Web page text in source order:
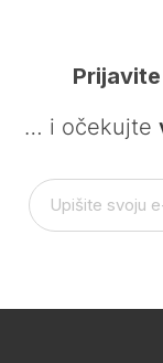
… i očekujte